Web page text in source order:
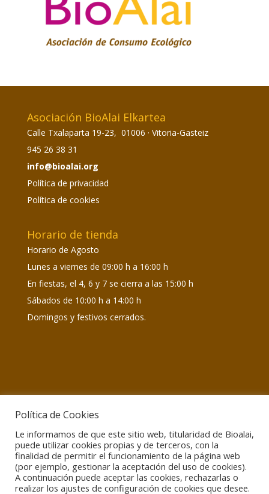
Asociación BioAlai Elkartea
Calle Txalaparta 19-23, 01006 · Vitoria-Gasteiz
945 26 38 31
info@bioalai.org
Política de privacidad
Política de cookies
Horario de tienda
Horario de Agosto
Lunes a viernes de 09:00 h a 16:00 h
En fiestas, el 4, 6 y 7 se cierra a las 15:00 h
Sábados de 10:00 h a 14:00 h
Domingos y festivos cerrados.
Información de interés
Atención encargos:Lunes a viernes de 09:00 h a
15:00 h
Atención temas asociativos:info@bioalai.org / 634
440 615
Política de Cookies
Le informamos de que este sitio web, titularidad de Bioalai,
puede utilizar cookies propias y de terceros, con la
finalidad de permitir el funcionamiento de la página web
(por ejemplo, gestionar la aceptación del uso de cookies).
A continuación puede aceptar las cookies, rechazarlas o
realizar los ajustes de configuración de cookies que desee.